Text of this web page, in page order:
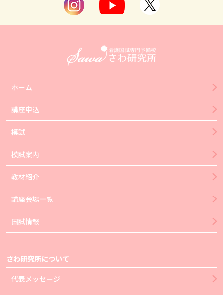
ホーム
講座申込
模試
模試案内
教材紹介
講座会場一覧
国試情報
さわ研究所について
代表メッセージ